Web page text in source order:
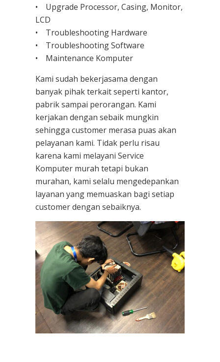
• Upgrade Processor, Casing, Monitor,
LCD
• Troubleshooting Hardware
• Troubleshooting Software
• Maintenance Komputer
Kami sudah bekerjasama dengan
banyak pihak terkait seperti kantor,
pabrik sampai perorangan. Kami
kerjakan dengan sebaik mungkin
sehingga customer merasa puas akan
pelayanan kami. Tidak perlu risau
karena kami melayani Service
Komputer murah tetapi bukan
murahan, kami selalu mengedepankan
layanan yang memuaskan bagi setiap
customer dengan sebaiknya.